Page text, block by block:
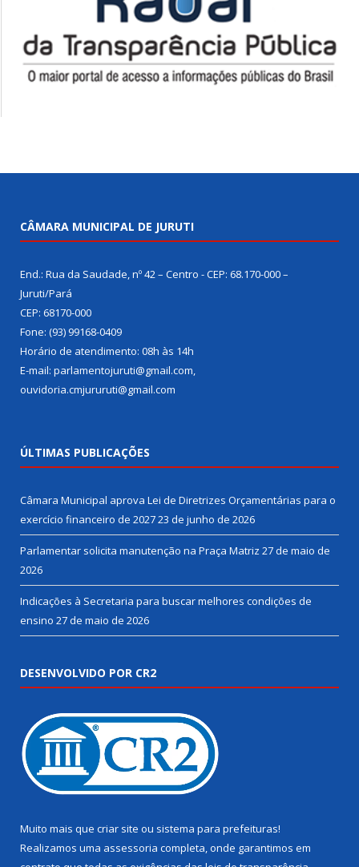
CÂMARA MUNICIPAL DE JURUTI
End.: Rua da Saudade, nº 42 – Centro - CEP: 68.170-000 –
Juruti/Pará
CEP: 68170-000
Fone: (93) 99168-0409
Horário de atendimento: 08h às 14h
E-mail: parlamentojuruti@gmail.com,
ouvidoria.cmjururuti@gmail.com
ÚLTIMAS PUBLICAÇÕES
Câmara Municipal aprova Lei de Diretrizes Orçamentárias para o
exercício financeiro de 202723 de junho de 2026
Parlamentar solicita manutenção na Praça Matriz 27 de maio de
2026
Indicações à Secretaria para buscar melhores condições de
ensino 27 de maio de 2026
DESENVOLVIDO POR CR2
Muito mais que criar site ou sistema para prefeituras!
Realizamos uma assessoria completa, onde garantimos em